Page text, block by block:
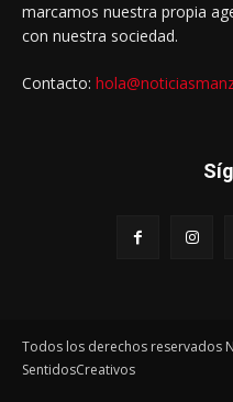
marcamos nuestra propia
con nuestra sociedad.
Contacto:
Todos los derechos reservados
SentidosCreativos